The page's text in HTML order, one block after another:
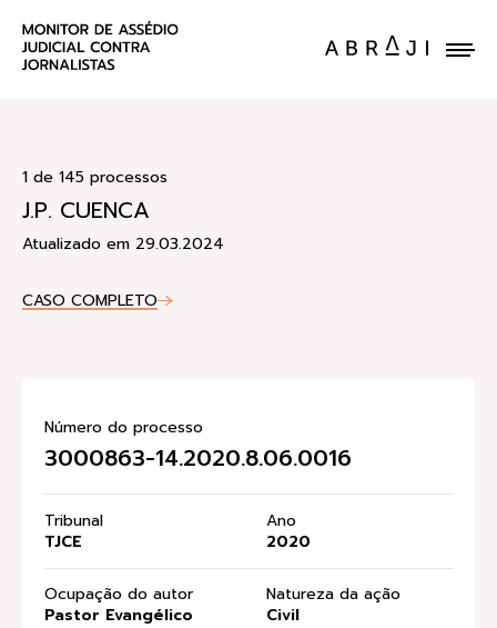
ENVIE UM CASO
1 de 145 processos
J.P. CUENCA
Atualizado em 29.03.2024
CASO COMPLETO
Número do processo
3000863-14.2020.8.06.0016
Tribunal
TJCE
Ano
2020
Ocupação do autor
Pastor Evangélico
Natureza da ação
Civil